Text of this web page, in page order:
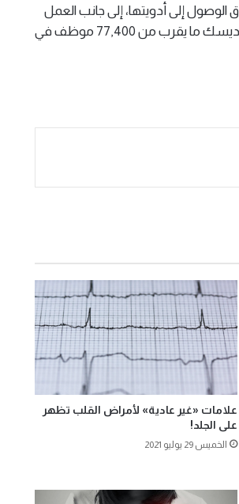
إلى أدويتها، إلى جانب العمل
على الوقاية من الأمراض، والتوصل في نهاية المطاف إلى علاج شافٍ لها. توظف نوفو نورديسك ما يقرب من 77,400 موظف في
علامات «غير عادية» لأمراض القلب تظهر
على الجلد!
الخميس 29 يوليو 2021